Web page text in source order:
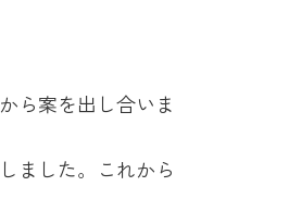
ら案を出し合いま
ました。これから